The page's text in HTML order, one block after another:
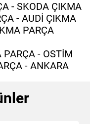
- SKODA ÇIKMA
- AUDİ ÇIKMA
PARÇA
- OSTİM
- ANKARA